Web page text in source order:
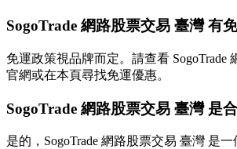
SogoTrade 網路股票交易 臺灣 有
免運政策視品牌而定。請查看 SogoTrade
官網或在本頁尋找免運優惠。
SogoTrade 網路股票交易 臺灣 是
是的，SogoTrade 網路股票交易 臺灣 是